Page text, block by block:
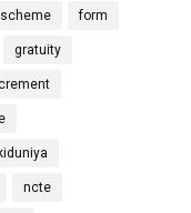
form
gratuity
ncte